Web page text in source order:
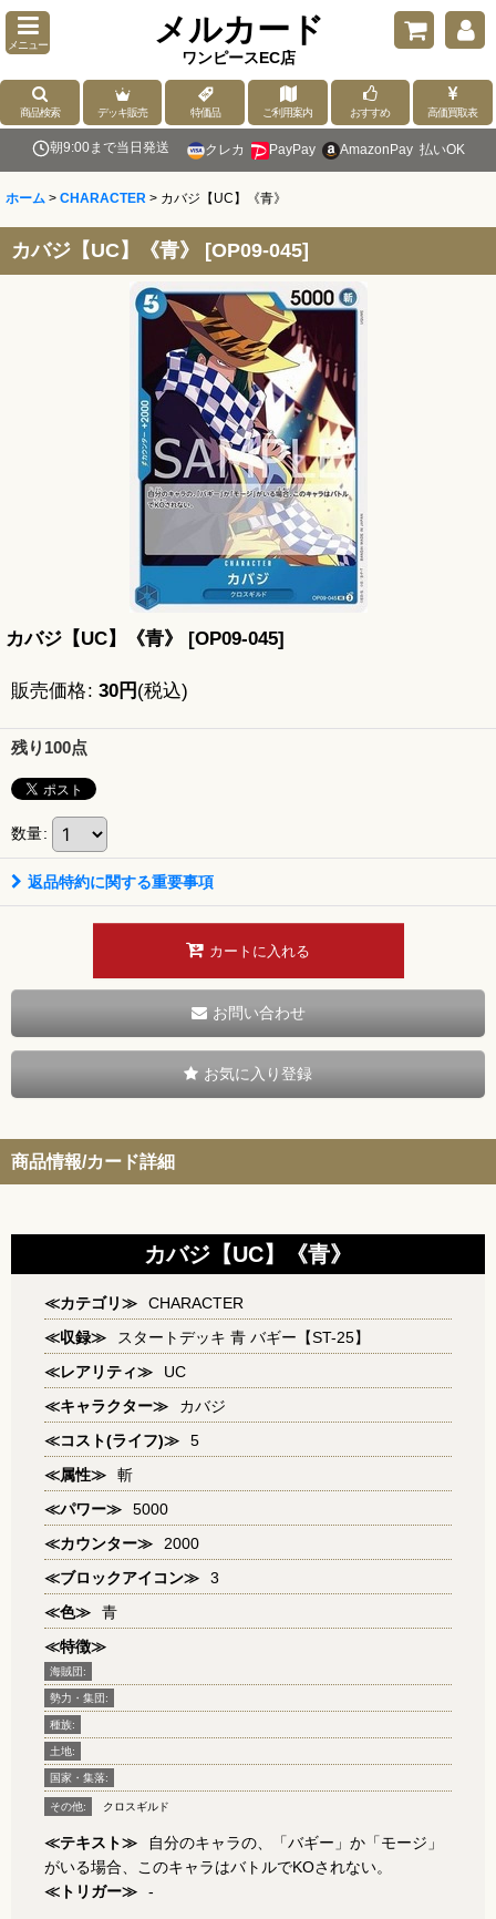
メニュー メルカード
ワンピースEC店
商品検索 デッキ販売 特価品 ご利用案内 おすすめ 高価買取表
朝9:00まで当日発送 クレカ PayPay AmazonPay 払いOK
ホーム > CHARACTER > カバジ【UC】《青》
カバジ【UC】《青》 [OP09-045]
カバジ【UC】《青》 [OP09-045]
販売価格: 30円 (税込)
残り100点
数量:
返品特約に関する重要事項
カートに入れる
お問い合わせ
お気に入り登録
商品情報/カード詳細
カバジ【UC】《青》
≪カテゴリ≫
CHARACTER
≪収録≫
スタートデッキ 青 バギー【ST-25】
≪レアリティ≫
UC
≪キャラクター≫
カバジ
≪コスト(ライフ)≫
5
≪属性≫
斬
≪パワー≫
5000
≪カウンター≫
2000
≪ブロックアイコン≫
3
≪色≫
青
≪特徴≫
海賊団:
勢力・集団:
種族:
土地:
国家・集落:
その他: クロスギルド
≪テキスト≫
自分のキャラの、「バギー」か「モージ」
がいる場合、このキャラはバトルでKOされない。
≪トリガー≫
-